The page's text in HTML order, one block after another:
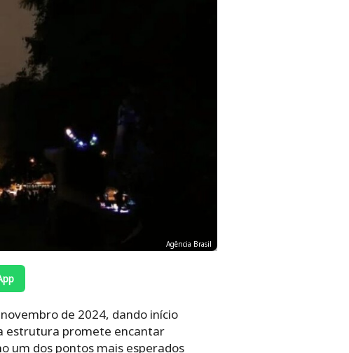
Agência Brasil
de 2024, dando início
estrutura promete encantar
um dos pontos mais esperados